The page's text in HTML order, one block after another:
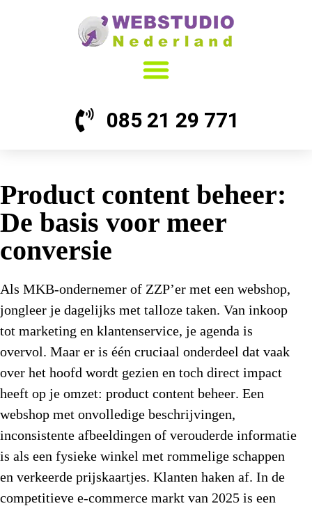
085 21 29 771
Product content beheer:
De basis voor meer
conversie
Als MKB-ondernemer of ZZP’er met een webshop,
jongleer je dagelijks met talloze taken. Van inkoop
tot marketing en klantenservice, je agenda is
overvol. Maar er is één cruciaal onderdeel dat vaak
over het hoofd wordt gezien en toch direct impact
heeft op je omzet: product content beheer. Een
webshop met onvolledige beschrijvingen,
inconsistente afbeeldingen of verouderde informatie
is als een fysieke winkel met rommelige schappen
en verkeerde prijskaartjes. Klanten haken af. In de
competitieve e-commerce markt van 2025 is een